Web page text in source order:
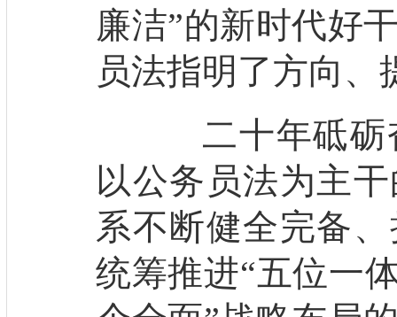
廉洁”的新时代好
员法指明了方向、
二十年砥砺
以公务员法为主
系不断健全完备
统筹推进“五位一